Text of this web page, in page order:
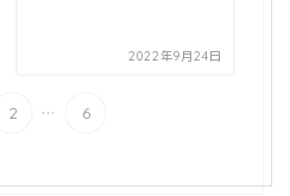
2022年9月24日
2 ... 6